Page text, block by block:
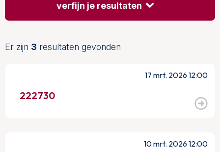
verfijn je resultaten
Er zijn 3 resultaten gevonden
17 mrt. 2026 12:00
222730
10 mrt. 2026 12:00